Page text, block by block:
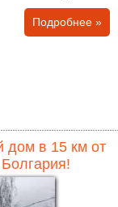
. Второй
с
Подробнее »
дом в 15 км от